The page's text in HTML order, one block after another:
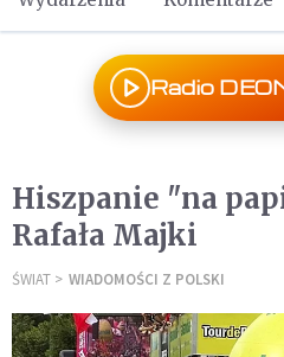
Radio
Hiszpanie "na
Rafała Majki
ŚWIAT WIADOMOŚCI Z POLSKI